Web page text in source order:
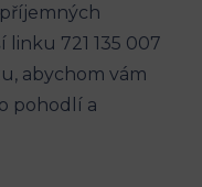
721 135 ⁢007⁢
abychom vám
pohodlí a​